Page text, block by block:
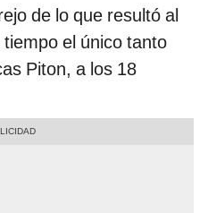
de lo que resultó al
el único tanto
Piton, a los 18